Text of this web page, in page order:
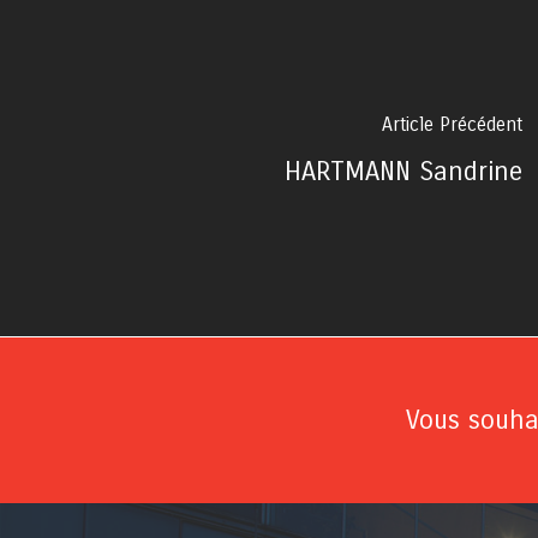
Article Précédent
HARTMANN Sandrine
Vous